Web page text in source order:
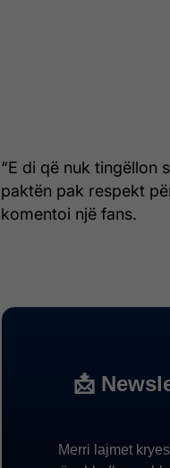
“E di që nuk tingëllon
paktën pak respekt
komentoi një fans.